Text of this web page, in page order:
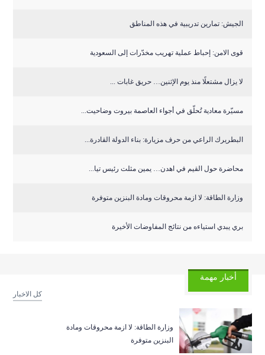
الجيش: تمارين تدريبية في هذه المناطق
قوى الامن: إحباط عملية تهريب مخدّرات إلى السعودية
لا يزال مشتعلًا منذ يوم الإثنين… حريق غابات ...
مسيّرة معادية تُحلّق في أجواء العاصمة بيروت وضاحيت...
البطريرك الراعي من حرف مزيارة: بناء الدولة القادرة...
محاضرة حول القيم في اهدن… يمين مثلت رئيس تيا...
وزارة الطاقة: لا ازمة محروقات ومادة البنزين متوفرة
بري يبدي استياءه من نتائج المفاوضات الأخيرة
أخبار مهمة
كل الاخبار
وزارة الطاقة: لا ازمة محروقات ومادة
البنزين متوفرة